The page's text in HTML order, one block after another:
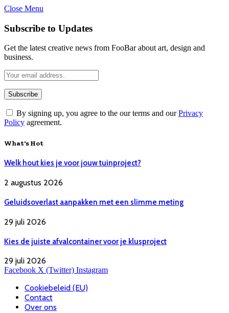
Close Menu
Subscribe to Updates
Get the latest creative news from FooBar about art, design and
business.
By signing up, you agree to the our terms and ourPrivacy
Policy agreement.
What's Hot
Welk hout kies je voor jouw tuinproject?
2 augustus 2026
Geluidsoverlast aanpakken met een slimme meting
29 juli 2026
Kies de juiste afvalcontainer voor je klusproject
29 juli 2026
Facebook X (Twitter) Instagram
Cookiebeleid (EU)
Contact
Over ons